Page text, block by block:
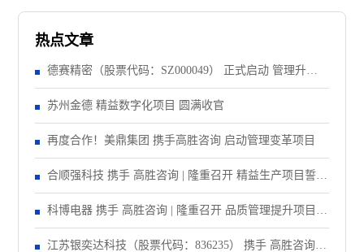
热点文章
德赛精密（股票代码：SZ000049） 正式启动 管理升级&
精益注塑项目！
苏州金德 精益数字化项目 圆满收官
再度合作！美鼎集团 携手高胜咨询 启动管理变革项目
合顺强科技 携手 高胜咨询 | 隆重召开 精益生产项目誓师
大会！
科博电器 携手 高胜咨询 | 隆重召开 品质管理提升项目启
动大会！
江苏银奕达科技（股票代码：836235） 携手 高胜咨询｜